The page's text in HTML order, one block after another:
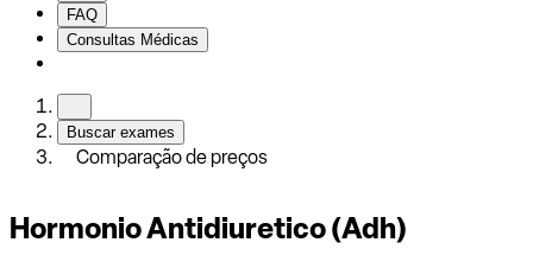
FAQ
Consultas Médicas
Buscar exames
Comparação de preços
Hormonio Antidiuretico (Adh)